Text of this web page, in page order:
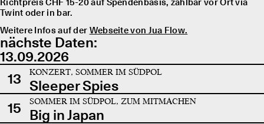
Richtpreis CHF 15-20 auf Spendenbasis, zahlbar vor Ort via
Twint oder in bar.
Weitere Infos auf der Webseite von Jua Flow.
nächste Daten:
13.09.2026
13
KONZERT, SOMMER IM SÜDPOL
Sleeper Spies
15
SOMMER IM SÜDPOL, ZUM MITMACHEN
Big in Japan